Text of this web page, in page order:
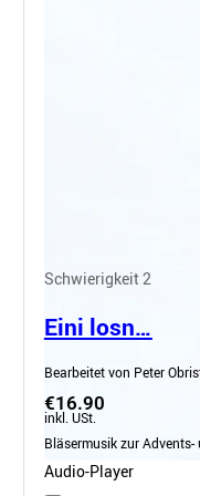
Schwierigkeit 2
Eini losn…
Bearbeitet von Peter
€16.90
inkl. USt.
Bläsermusik zur
Audio-Player